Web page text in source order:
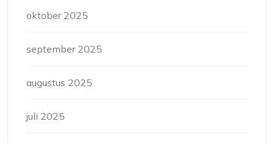
oktober 2025
september 2025
augustus 2025
juli 2025